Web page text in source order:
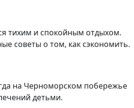
тихим и спокойным отдыхом.
советы о том, как сэкономить.
на Черноморском побережье
детьми.